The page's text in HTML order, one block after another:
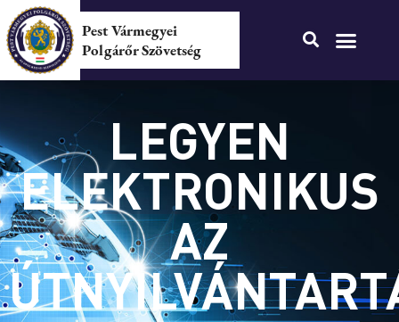
Pest Vármegyei
Polgárőr Szövetség
LEGYEN
ELEKTRONIKUS
AZ